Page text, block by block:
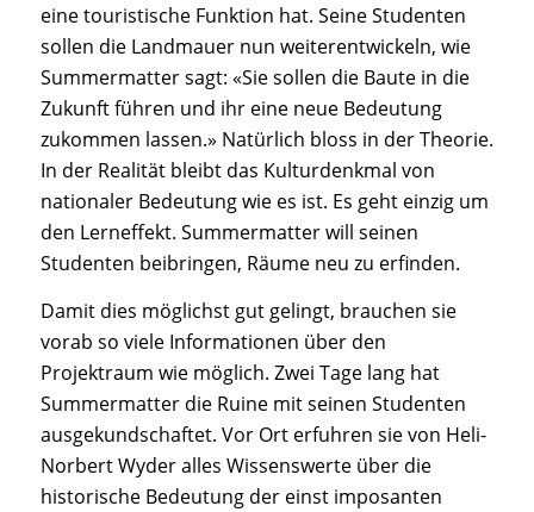
eine touristische Funktion hat. Seine Studenten
sollen die Landmauer nun weiterentwickeln, wie
Summermatter sagt: «Sie sollen die Baute in die
Zukunft führen und ihr eine neue Bedeutung
zukommen lassen.» Natürlich bloss in der Theorie.
In der Realität bleibt das Kulturdenkmal von
nationaler Bedeutung wie es ist. Es geht einzig um
den Lern­effekt. Summermatter will seinen
Studenten beibringen, Räume neu zu erfinden.
Damit dies möglichst gut gelingt, brauchen sie
vorab so viele Informationen über den
Projektraum wie möglich. Zwei Tage lang hat
Summermatter die Ruine mit seinen Studenten
ausgekundschaftet. Vor Ort erfuhren sie von Heli-
Norbert Wyder alles Wissenswerte über die
historische Bedeutung der einst imposanten